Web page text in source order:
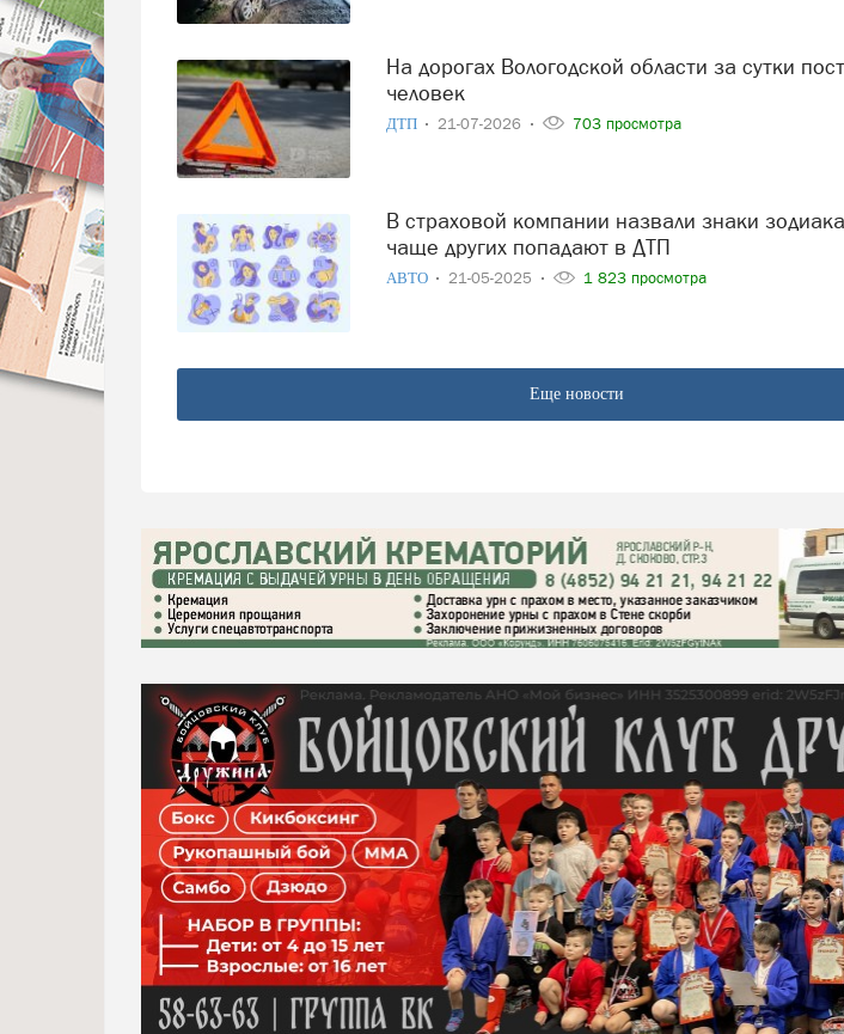
На дорогах Вологодской области за сутки пострадали пять
человек
ДТП 21-07-2026 703 просмотра
В страховой компании назвали знаки зодиака, которые
чаще других попадают в ДТП
АВТО 21-05-2025 1 823 просмотра
Еще новости